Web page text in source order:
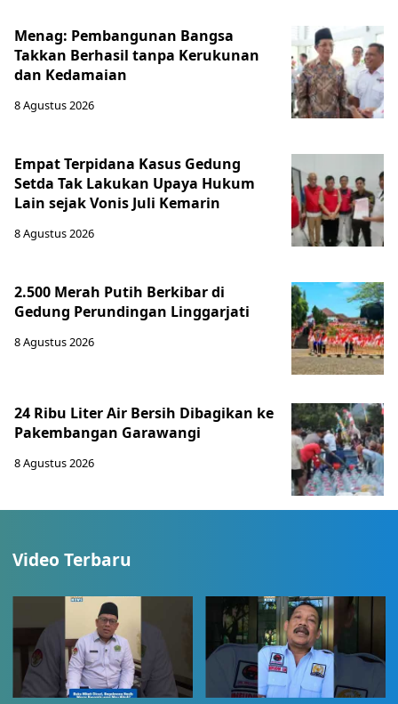
Menag: Pembangunan Bangsa
Takkan Berhasil tanpa Kerukunan
dan Kedamaian
8 Agustus 2026
Empat Terpidana Kasus Gedung
Setda Tak Lakukan Upaya Hukum
Lain sejak Vonis Juli Kemarin
8 Agustus 2026
2.500 Merah Putih Berkibar di
Gedung Perundingan Linggarjati
8 Agustus 2026
24 Ribu Liter Air Bersih Dibagikan ke
Pakembangan Garawangi
8 Agustus 2026
Video Terbaru